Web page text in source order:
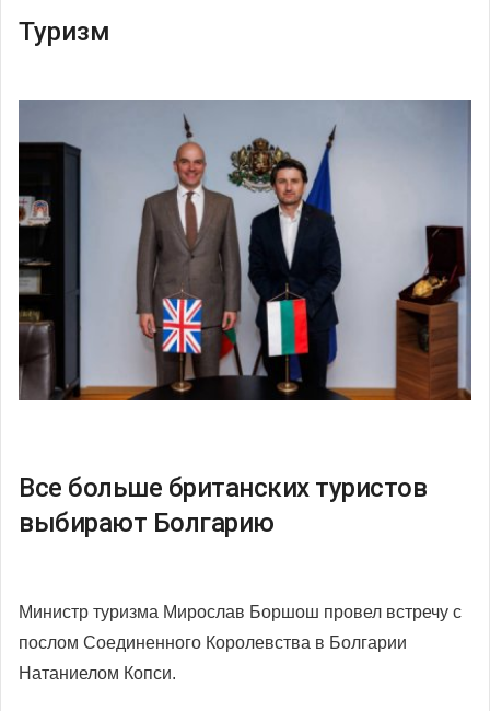
Туризм
Все больше британских туристов
выбирают Болгарию
Министр туризма Мирослав Боршош провел встречу с
послом Соединенного Королевства в Болгарии
Натаниелом Копси.